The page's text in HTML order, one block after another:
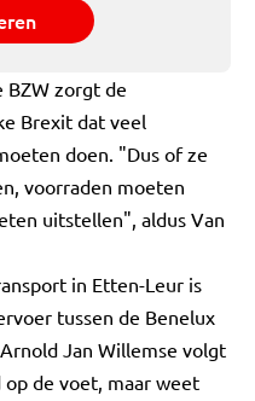
BZW zorgt de
Brexit dat veel
doen. "Dus of ze
voorraden moeten
uitstellen", aldus Van
in Etten-Leur is
tussen de Benelux
Jan Willemse volgt
de voet, maar weet